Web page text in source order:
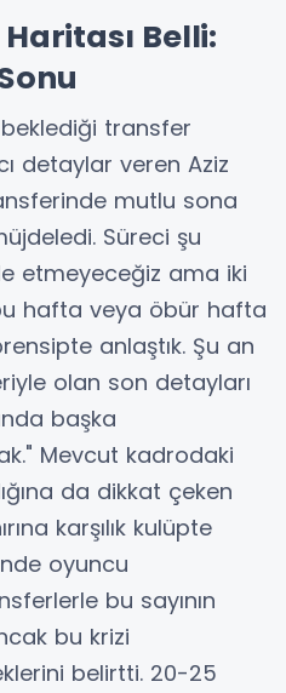
Belli:
transfer
detaylar veren Aziz
mutlu sona
Süreci şu
etmeyeceğiz ama iki
hafta veya öbür hafta
anlaştık. Şu an
olan son detayları
başka
Mevcut kadrodaki
da dikkat çeken
karşılık kulüpte
oyuncu
bu sayının
bu krizi
belirtti. 20-25